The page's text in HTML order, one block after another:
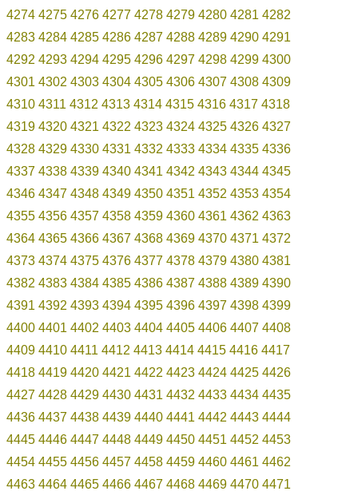
4274 4275 4276 4277 4278 4279 4280 4281 4282
4283 4284 4285 4286 4287 4288 4289 4290 4291
4292 4293 4294 4295 4296 4297 4298 4299 4300
4301 4302 4303 4304 4305 4306 4307 4308 4309
4310 4311 4312 4313 4314 4315 4316 4317 4318
4319 4320 4321 4322 4323 4324 4325 4326 4327
4328 4329 4330 4331 4332 4333 4334 4335 4336
4337 4338 4339 4340 4341 4342 4343 4344 4345
4346 4347 4348 4349 4350 4351 4352 4353 4354
4355 4356 4357 4358 4359 4360 4361 4362 4363
4364 4365 4366 4367 4368 4369 4370 4371 4372
4373 4374 4375 4376 4377 4378 4379 4380 4381
4382 4383 4384 4385 4386 4387 4388 4389 4390
4391 4392 4393 4394 4395 4396 4397 4398 4399
4400 4401 4402 4403 4404 4405 4406 4407 4408
4409 4410 4411 4412 4413 4414 4415 4416 4417
4418 4419 4420 4421 4422 4423 4424 4425 4426
4427 4428 4429 4430 4431 4432 4433 4434 4435
4436 4437 4438 4439 4440 4441 4442 4443 4444
4445 4446 4447 4448 4449 4450 4451 4452 4453
4454 4455 4456 4457 4458 4459 4460 4461 4462
4463 4464 4465 4466 4467 4468 4469 4470 4471